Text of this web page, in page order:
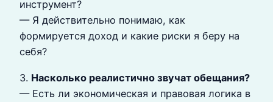
инструмент?
— Я действительно понимаю, как
формируется доход и какие риски я беру на
себя?
3. Насколько реалистично звучат обещания?
— Есть ли экономическая и правовая логика в